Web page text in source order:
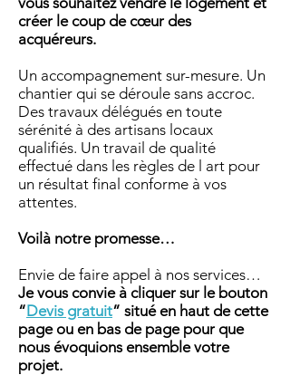
créer le coup de cœur des
acquéreurs.
Un accompagnement sur-mesure. Un
chantier qui se déroule sans accroc.
Des travaux délégués en toute
sérénité à des artisans locaux
qualifiés. Un travail de qualité
effectué dans les règles de l art pour
un résultat final conforme à vos
attentes.
Voilà notre promesse…
Envie de faire appel à nos services…
Je vous convie à cliquer sur le bouton
“Devis gratuit” situé en haut de cette
page ou en bas de page pour que
nous évoquions ensemble votre
projet.